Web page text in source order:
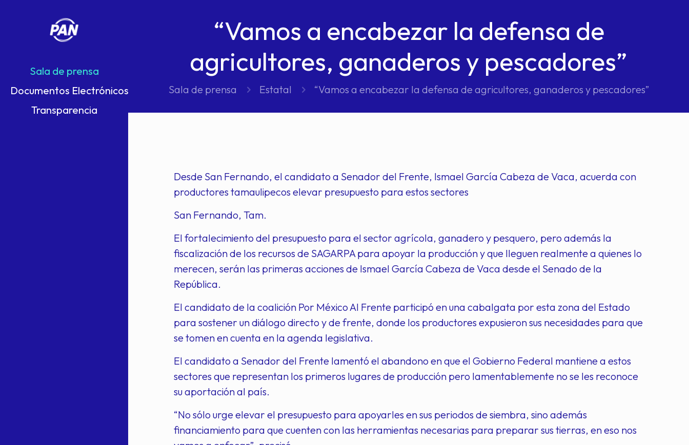
Sala de prensa
Documentos Electrónicos
Transparencia
“Vamos a encabezar la defensa de
agricultores, ganaderos y pescadores”
Sala de prensa Estatal “Vamos a encabezar la defensa de agricultores, ganaderos y pescadores”
Desde San Fernando, el candidato a Senador del Frente, Ismael García Cabeza de Vaca, acuerda con
productores tamaulipecos elevar presupuesto para estos sectores
San Fernando, Tam.
El fortalecimiento del presupuesto para el sector agrícola, ganadero y pesquero, pero además la
fiscalización de los recursos de SAGARPA para apoyar la producción y que lleguen realmente a quienes lo
merecen, serán las primeras acciones de Ismael García Cabeza de Vaca desde el Senado de la
República.
El candidato de la coalición Por México Al Frente participó en una cabalgata por esta zona del Estado
para sostener un diálogo directo y de frente, donde los productores expusieron sus necesidades para que
se tomen en cuenta en la agenda legislativa.
El candidato a Senador del Frente lamentó el abandono en que el Gobierno Federal mantiene a estos
sectores que representan los primeros lugares de producción pero lamentablemente no se les reconoce
su aportación al país.
“No sólo urge elevar el presupuesto para apoyarles en sus periodos de siembra, sino además
financiamiento para que cuenten con las herramientas necesarias para preparar sus tierras, en eso nos